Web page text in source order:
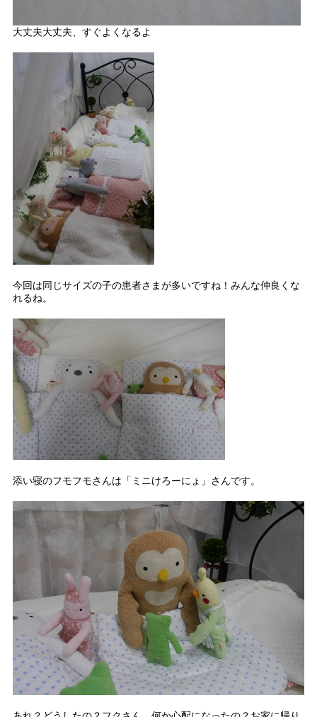
大丈夫大丈夫、すぐよくなるよ
今回は同じサイズの子の患者さまが多いですね！みんな仲良くな
れるね。
添い寝のフモフモさんは「ミニけろーにょ」さんです。